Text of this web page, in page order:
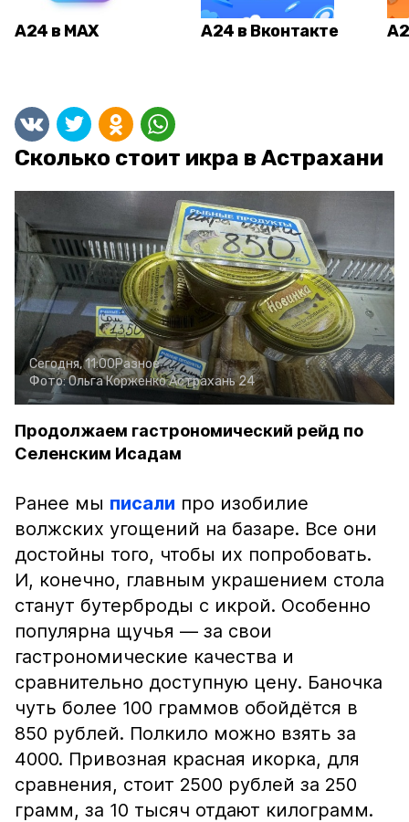
А24 в MAX А24 в Вконтакте
Сколько стоит икра в Астрахани
Сегодня, 11:00Разное
Фото:Ольга КорженкоАстрахань 24
Продолжаем гастрономический рейд по
Селенским Исадам
Ранее мы писали про изобилие
волжских угощений на базаре. Все они
достойны того, чтобы их попробовать.
И, конечно, главным украшением стола
станут бутерброды с икрой. Особенно
популярна щучья — за свои
гастрономические качества и
сравнительно доступную цену. Баночка
чуть более 100 граммов обойдётся в
850 рублей. Полкило можно взять за
4000. Привозная красная икорка, для
сравнения, стоит 2500 рублей за 250
грамм, за 10 тысяч отдают килограмм.